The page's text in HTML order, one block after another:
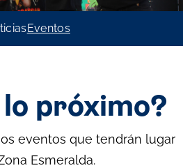
Eventos
lo próximo?
eventos que tendrán lugar
Esmeralda.